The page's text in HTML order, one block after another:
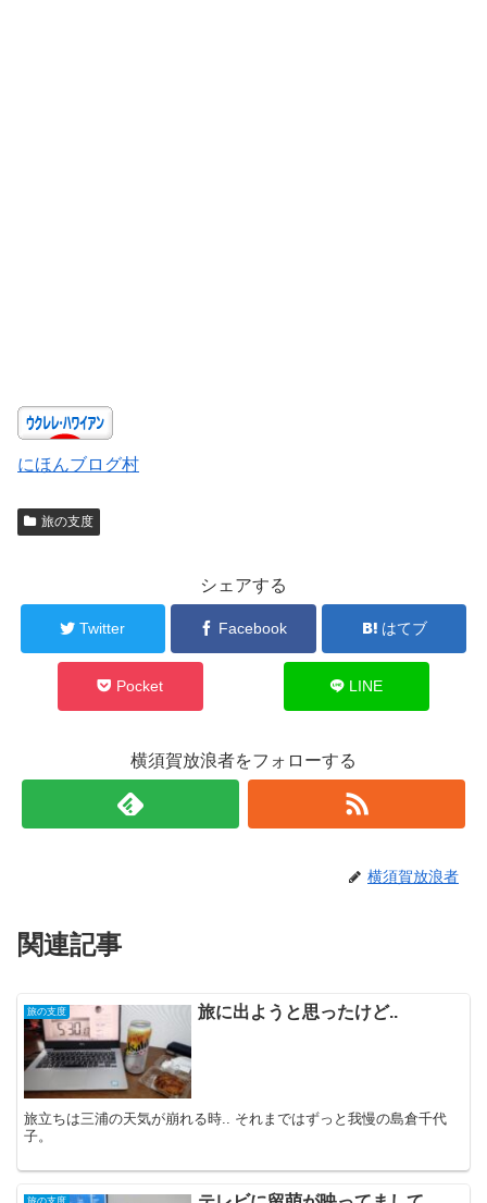
にほんブログ村
旅の支度
シェアする
Twitter Facebook はてブ
Pocket LINE
横須賀放浪者をフォローする
横須賀放浪者
関連記事
旅の支度 旅に出ようと思ったけど..
旅立ちは三浦の天気が崩れる時.. それまではずっと我慢の島倉千代
子。
旅の支度